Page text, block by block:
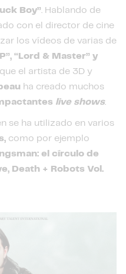
Boy”. Hablando de
con el director de cine
los vídeos de varias de
“Lord & Master” y
el artista de 3D y
ha creado muchos
live shows.
se ha utilizado en varios
como por ejemplo
el círculo de
Death + Robots Vol.